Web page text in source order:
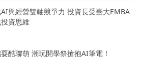
與經營雙軸競爭力 投資長受臺大EMBA
資思維
酷聯萌 潮玩開學祭搶抱AI筆電！